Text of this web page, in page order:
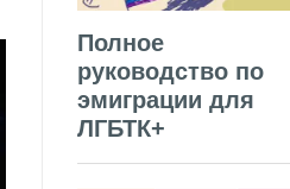
Полное
руководство по
эмиграции для
ЛГБТК+